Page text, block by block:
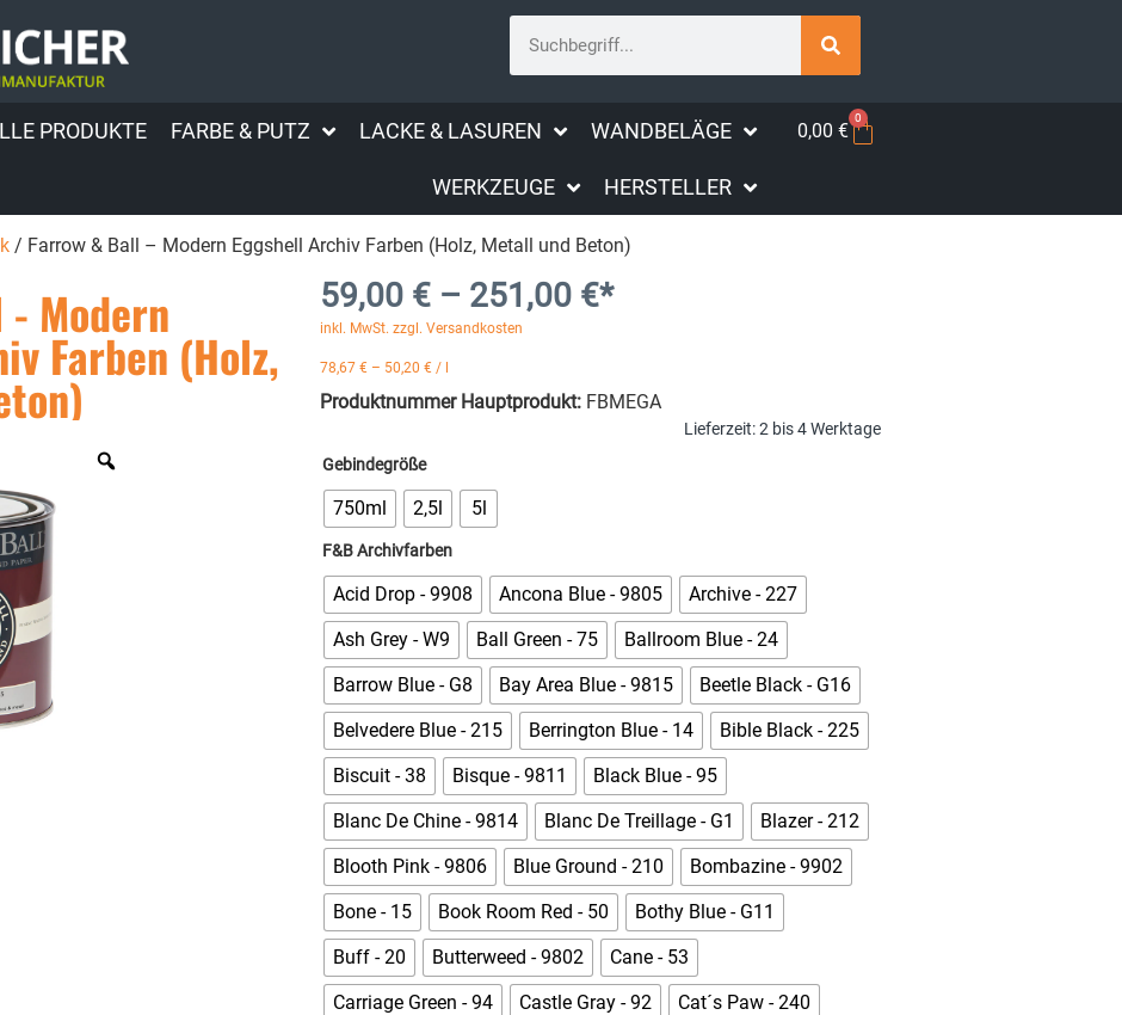
PRODUKTE FARBE & PUTZ LACKE & LASUREN WANDBELÄGE
WERKZEUGE HERSTELLER
0,00€
0
/ Farrow & Ball – Modern Eggshell Archiv Farben (Holz, Metall und Beton)
Modern
Farben (Holz,
59,00 € – 251,00 €*
inkl. MwSt. zzgl. Versandkosten
78,67 € – 50,20 € / l
Produktnummer Hauptprodukt: FBMEGA
Lieferzeit:2 bis 4 Werktage
Gebindegröße
750ml 2,5l 5l
F&B Archivfarben
Acid Drop - 9908 Ancona Blue - 9805
Archive - 227
Ash Grey - W9
Ball Green - 75
Ballroom Blue - 24
Barrow Blue - G8
Bay Area Blue - 9815
Beetle Black - G16
Belvedere Blue - 215
Berrington Blue - 14
Bible Black - 225
Biscuit - 38
Bisque - 9811
Black Blue - 95
Blanc De Chine - 9814
Blanc De Treillage - G1
Blazer - 212
Blooth Pink - 9806
Blue Ground - 210
Bombazine - 9902
Bone - 15
Book Room Red - 50
Bothy Blue - G11
Buff - 20
Butterweed - 9802
Cane - 53
Carriage Green - 94
Castle Gray - 92
Cat´s Paw - 240